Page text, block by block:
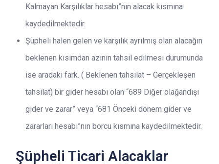
Kalmayan Karşılıklar hesabı”nın alacak kısmına
kaydedilmektedir.
Şüpheli halen gelen ve karşılık ayrılmış olan alacağın
beklenen kısımdan azının tahsil edilmesi durumunda
ise aradaki fark. ( Beklenen tahsilat – Gerçekleşen
tahsilat) bir gider hesabı olan “689 Diğer olağandışı
gider ve zarar” veya “681 Önceki dönem gider ve
zararları hesabı”nın borcu kısmına kaydedilmektedir.
Şüpheli Ticari Alacaklar